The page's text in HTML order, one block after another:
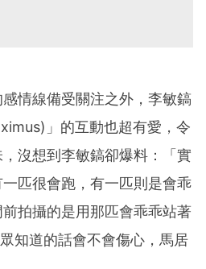
情線備受關注之外，李敏鎬
」的互動也超有愛，令
沒想到李敏鎬卻爆料：「實
匹很會跑，有一匹則是會乖
拍攝的是用那匹會乖乖站著
知道的話會不會傷心，馬居